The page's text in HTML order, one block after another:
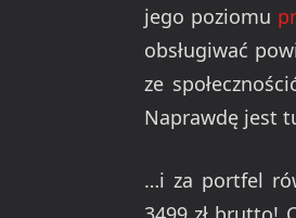
jego poziomu
obsługiwać
ze
Naprawdę jest
…i za portfel